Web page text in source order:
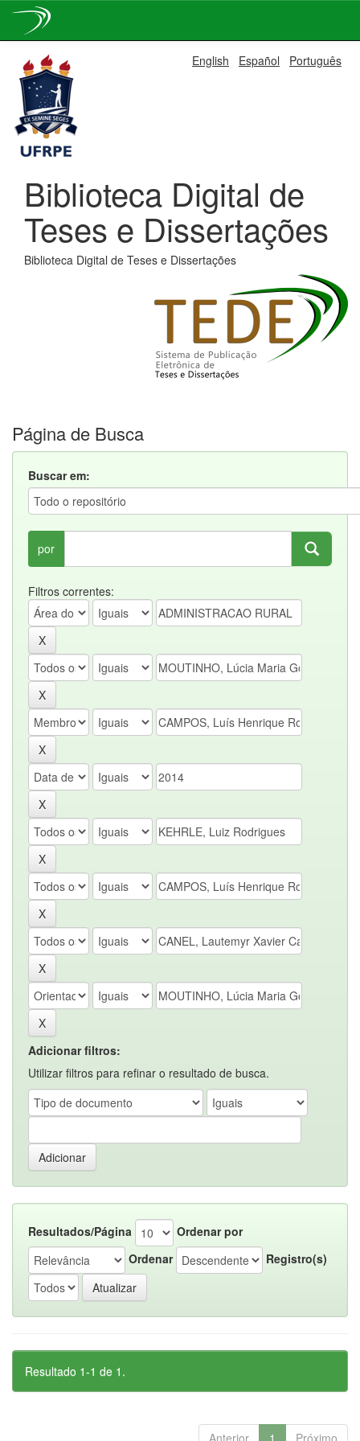
navigation
English Español Português
Biblioteca Digital de
Teses e Dissertações
Biblioteca Digital de Teses e Dissertações
Página de Busca
Buscar em:
por
Filtros correntes:
Adicionar filtros:
Utilizar filtros para refinar o resultado de busca.
Resultados/Página
Ordenar por
Ordenar
Registro(s)
Resultado 1-1 de 1.
Anterior 1 Próximo